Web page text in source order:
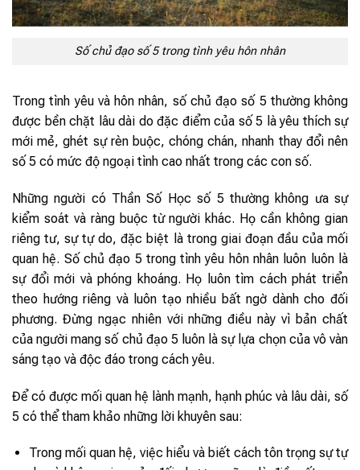
Số chủ đạo số 5 trong tình yêu hôn nhân
Trong tình yêu và hôn nhân, số chủ đạo số 5 thường không
được bền chặt lâu dài do đặc điểm của số 5 là yêu thích sự
mới mẻ, ghét sự rèn buộc, chóng chán, nhanh thay đổi nên
số 5 có mức độ ngoại tình cao nhất trong các con số.
Những người có Thần Số Học số 5 thường không ưa sự
kiểm soát và ràng buộc từ người khác. Họ cần không gian
riêng tư, sự tự do, đặc biệt là trong giai đoạn đầu của mối
quan hệ. Số chủ đạo 5 trong tình yêu hôn nhân luôn luôn là
sự đổi mới và phóng khoáng. Họ luôn tìm cách phát triển
theo hướng riêng và luôn tạo nhiều bất ngờ dành cho đối
phương. Đừng ngạc nhiên với những điều này vì bản chất
của người mang số chủ đạo 5 luôn là sự lựa chọn của vô vàn
sáng tạo và độc đáo trong cách yêu.
Để có được mối quan hệ lành mạnh, hạnh phúc và lâu dài, số
5 có thể tham khảo những lời khuyên sau:
Trong mối quan hệ, việc hiểu và biết cách tôn trọng sự tự